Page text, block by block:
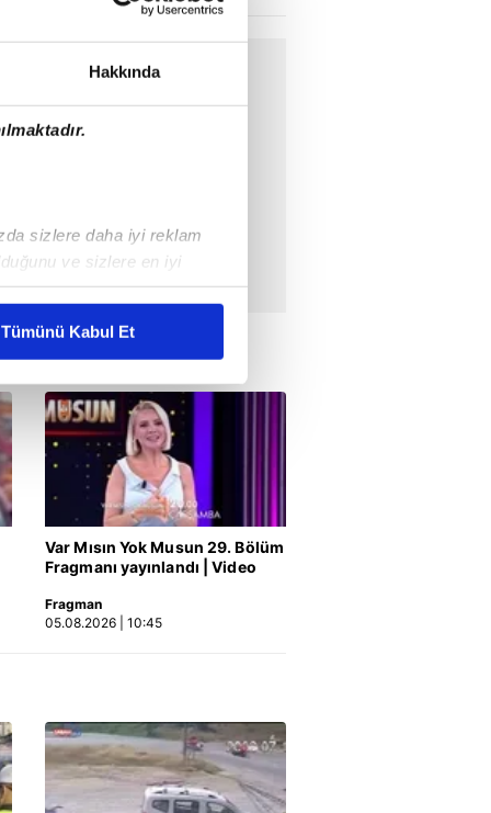
Hakkında
sizlere daha iyi reklam
ve sizlere en iyi
karşılamak
kullanılmaktadır. Bu
sunulması
ve sizlere yönelik
detaylı bilgi için Ayarlar
ve sitemizde ilgili
Tümünü Kabul Et
Var Mısın Yok Musun 29. Bölüm
Fragmanı yayınlandı | Video
Fragman
05.08.2026 | 10:45